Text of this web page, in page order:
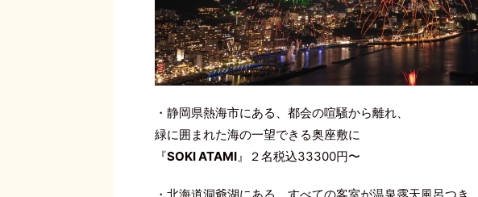
・静岡県熱海市にある、都会の喧騒から離れ、
緑に囲まれた海の一望できる奥座敷に
『SOKI ATAMI』２名税込33300円〜